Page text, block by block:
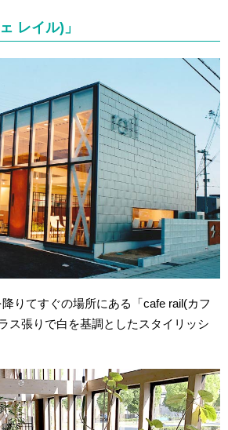
レイル)」
りてすぐの場所にある「cafe rail(カフ
ス張りで白を基調としたスタイリッシ